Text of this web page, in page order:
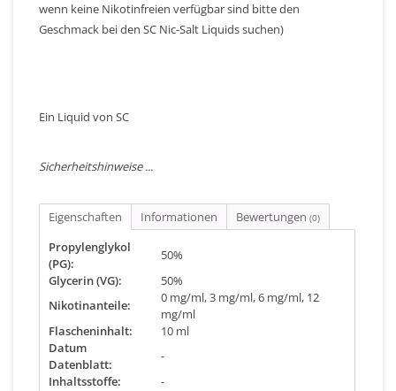
wenn keine Nikotinfreien verfügbar sind bitte den
Geschmack bei den SC Nic-Salt Liquids suchen)
Ein Liquid von SC
Sicherheitshinweise ...
Eigenschaften Informationen Bewertungen (0)
Propylenglykol
(PG):
50%
Glycerin (VG):
50%
Nikotinanteile:
0 mg/ml, 3 mg/ml, 6 mg/ml, 12
mg/ml
Flascheninhalt:
10 ml
Datum
Datenblatt:
-
Inhaltsstoffe:
-